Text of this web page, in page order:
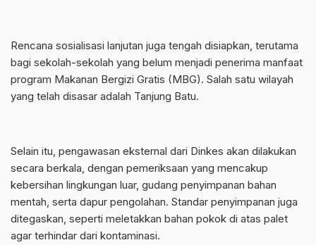
Rencana sosialisasi lanjutan juga tengah disiapkan, terutama
bagi sekolah-sekolah yang belum menjadi penerima manfaat
program Makanan Bergizi Gratis (MBG). Salah satu wilayah
yang telah disasar adalah Tanjung Batu.
Selain itu, pengawasan eksternal dari Dinkes akan dilakukan
secara berkala, dengan pemeriksaan yang mencakup
kebersihan lingkungan luar, gudang penyimpanan bahan
mentah, serta dapur pengolahan. Standar penyimpanan juga
ditegaskan, seperti meletakkan bahan pokok di atas palet
agar terhindar dari kontaminasi.